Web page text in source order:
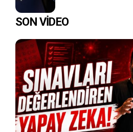
SON VİDEO